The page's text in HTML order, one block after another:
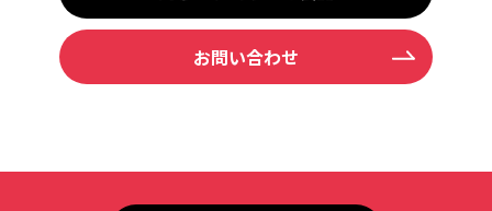
お問い合わせ